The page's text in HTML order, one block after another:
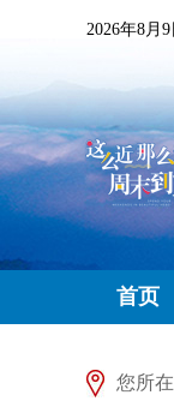
2026年8月
首页
您所